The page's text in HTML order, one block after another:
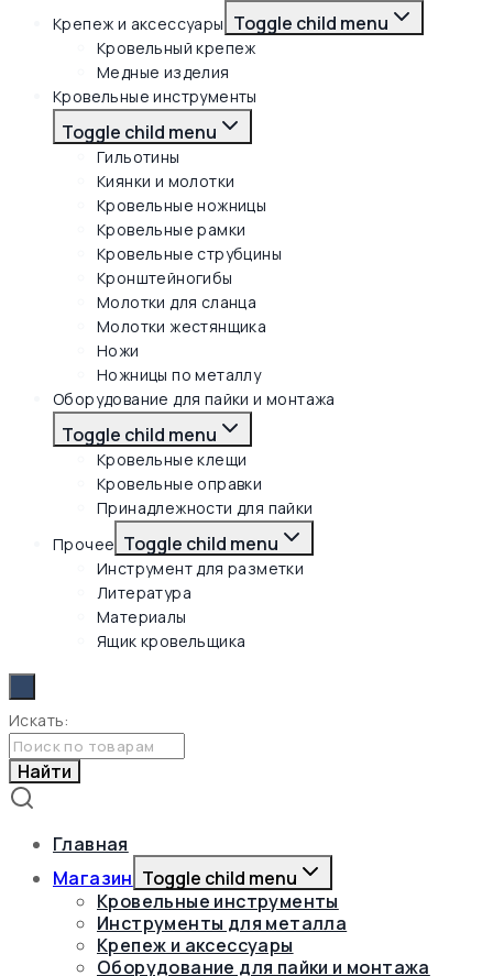
Крепеж и аксессуары Toggle child menu
Кровельный крепеж
Медные изделия
Кровельные инструменты
Toggle child menu
Гильотины
Киянки и молотки
Кровельные ножницы
Кровельные рамки
Кровельные струбцины
Кронштейногибы
Молотки для сланца
Молотки жестянщика
Ножи
Ножницы по металлу
Оборудование для пайки и монтажа
Toggle child menu
Кровельные клещи
Кровельные оправки
Принадлежности для пайки
Прочее Toggle child menu
Инструмент для разметки
Литература
Материалы
Ящик кровельщика
Искать:
Найти
Главная
Магазин Toggle child menu
Кровельные инструменты
Инструменты для металла
Крепеж и аксессуары
Оборудование для пайки и монтажа